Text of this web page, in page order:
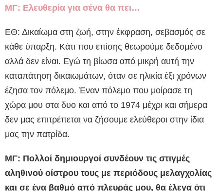
ΜΓ: Ελευθερία για σένα θα πει…
ΕΘ: Δικαίωμα στη ζωή, στην έκφραση, σεβασμός σε
κάθε ύπαρξη. Κάτι που επίσης θεωρούμε δεδομένο
αλλά δεν είναι. Εγώ τη βίωσα από μικρή αυτή την
καταπάτηση δικαιωμάτων, όταν σε ηλικία έξι χρόνων
έζησα τον πόλεμο. Έναν πόλεμο που μοίρασε τη
χώρα μου στα δυο και από το 1974 μέχρι και σήμερα
δεν μας επιτρέπεται να ζήσουμε ελεύθεροι στην ίδια
μας την πατρίδα.
ΜΓ: Πολλοί δημιουργοί συνδέουν τις στιγμές
αληθινού οίστρου τους με περιόδους μελαγχολίας
και σε ένα βαθμό από πλευράς μου, θα έλεγα ότι